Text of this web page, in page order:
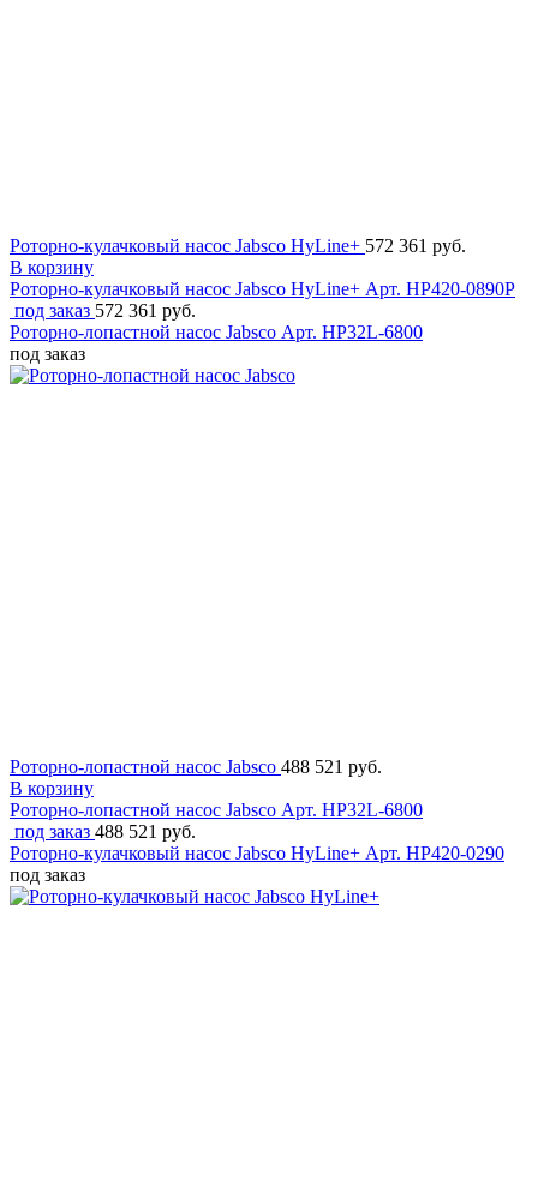
Роторно-кулачковый насос Jabsco HyLine+ 572 361 руб.
В корзину
Роторно-кулачковый насос Jabsco HyLine+ Арт. HP420-0890P
под заказ 572 361 руб.
Роторно-лопастной насос Jabsco Арт. HP32L-6800
под заказ
Роторно-лопастной насос Jabsco 488 521 руб.
В корзину
Роторно-лопастной насос Jabsco Арт. HP32L-6800
под заказ 488 521 руб.
Роторно-кулачковый насос Jabsco HyLine+ Арт. HP420-0290
под заказ